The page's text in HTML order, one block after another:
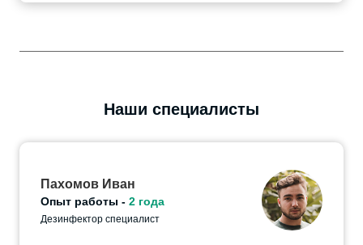
Наши специалисты
Пахомов Иван
Опыт работы - 2 года
Дезинфектор специалист